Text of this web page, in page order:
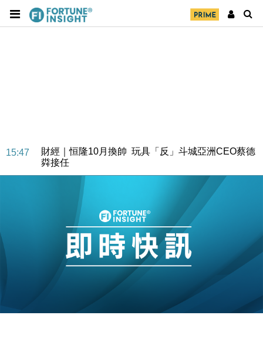
15:47
財經｜恒隆10月換帥 玩具「反」斗城亞洲CEO蔡德
粦接任
財經｜韓股反覆波動收跌 連挫7周創逾3年最長跌勢
財經｜內地7月美元計價出口增近24%勝預期 貿易順
差達1125億美元
財經｜日本春季三度入市撐日圓 4月單日斥6.28萬億
日圓干預創新高
11:12
國際｜特朗普料美伊戰事快結束 承認部分彈藥庫存緊
財經｜SA售股自救後再出手 斥4億美元押注未上市公